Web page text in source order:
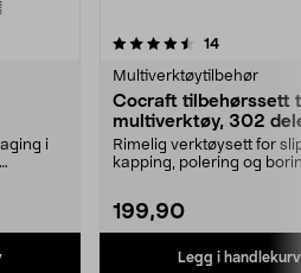
i
14anmeldelser
Multiverktøytilbehør
Cocraft tilbehørssett
multiverktøy, 302
Rimelig verktøysett for
kapping, polering og
199,90
Legg i handlekurv
5.0 av 5 stjerner